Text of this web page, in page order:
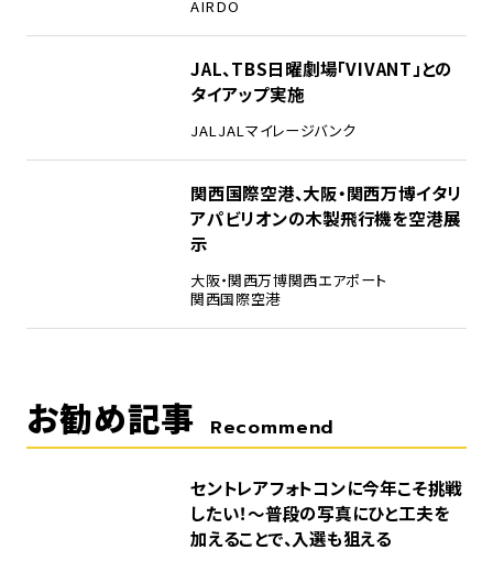
AIRDO
JAL、TBS日曜劇場「VIVANT」との
タイアップ実施
JALJALマイレージバンク
関西国際空港、大阪・関西万博イタリ
アパビリオンの木製飛行機を空港展
示
大阪・関西万博関西エアポート
関西国際空港
お勧め記事 Recommend
セントレアフォトコンに今年こそ挑戦
したい！～普段の写真にひと工夫を
加えることで、入選も狙える